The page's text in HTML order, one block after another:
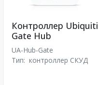
Контроллер Ubiquiti
Gate Hub
UA-Hub-Gate
Тип: контроллер СКУД